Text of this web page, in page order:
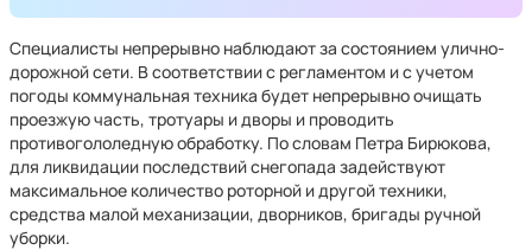
Специалисты непрерывно наблюдают за состоянием улично-
дорожной сети. В соответствии с регламентом и с учетом
погоды коммунальная техника будет непрерывно очищать
проезжую часть, тротуары и дворы и проводить
противогололедную обработку. По словам Петра Бирюкова,
для ликвидации последствий снегопада задействуют
максимальное количество роторной и другой техники,
средства малой механизации, дворников, бригады ручной
уборки.